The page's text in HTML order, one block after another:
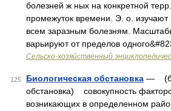
болезней ж ных на конкретной
промежуток времени. Э. о.
всем заразным болезням.
варьируют от пределов
Сельско-хозяйственный
125 Биологическая обстановка —
обстановка) совокупность
возникающих в определенном